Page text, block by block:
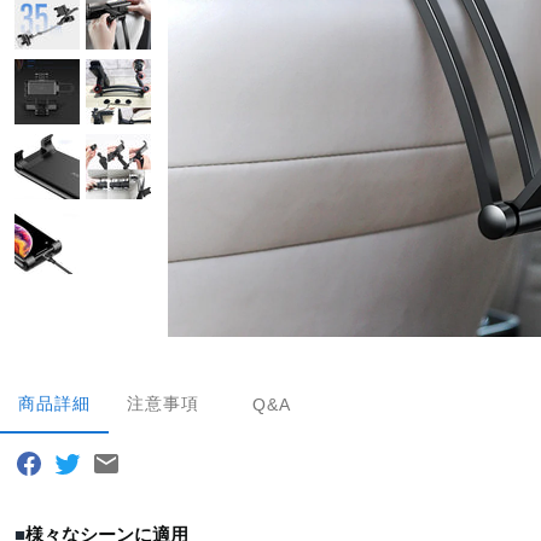
商品詳細 注意事項 Q&A
■様々なシーンに適用